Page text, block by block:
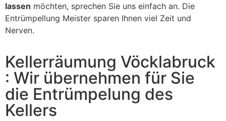
lassen möchten, sprechen Sie uns einfach an. Die
Entrümpellung Meister sparen Ihnen viel Zeit und
Nerven.
Kellerräumung Vöcklabruck
: Wir übernehmen für Sie
die Entrümpelung des
Kellers